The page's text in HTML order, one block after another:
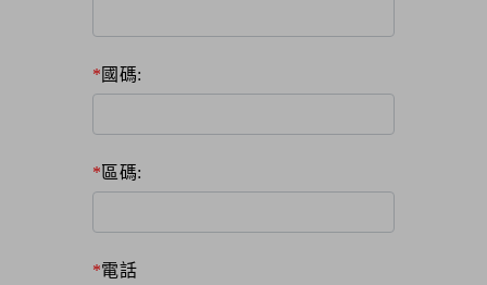
國碼:
區碼:
電話